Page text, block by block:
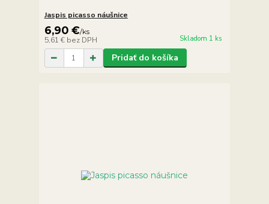
Jaspis picasso náušnice
6,90 €/ks
5,61 € bez DPH Skladom 1 ks
Pridať do košíka